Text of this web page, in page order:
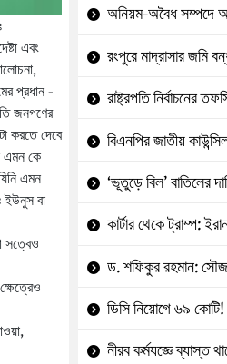
এবং
প্রধান -
জনগণের
করতে দেবে
এমন কে
এমন
ইউনুস বা
সত্বেও
অনিয়ম-অবৈধ সম্পদে
রংপুরে মাদ্রাসার জমি
রাষ্ট্রপতি
বিএনপির জাতীয়
‘ভূতুড়ে বিল’ বাতিলের
কার্টার থেকে ট্রাম্প:
ড. শফিকুর রহমান:
ডিসি নিয়োগে ৬৯
নীরব কর্মযজ্ঞে ব্যাস্ত